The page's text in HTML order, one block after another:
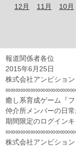
12月 11月 10月
報道関係者各位
2015年6月25日
株式会社アンビション
癒し系育成ゲーム『フ
仲介所メンバーの日
期間限定のログイン
株式会社アンビショ